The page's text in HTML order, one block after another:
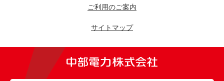
ご利用のご案内
サイトマップ